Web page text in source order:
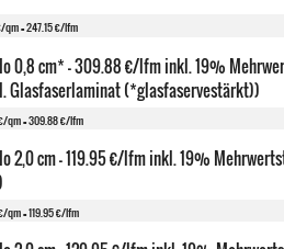
qm = 247.15 €/lfm
0,8 cm* - 309.88 €/lfm inkl. 19%
Glasfaserlaminat (*glasfaservestärkt))
qm = 309.88 €/lfm
2,0 cm - 119.95 €/lfm inkl. 19%
qm = 119.95 €/lfm